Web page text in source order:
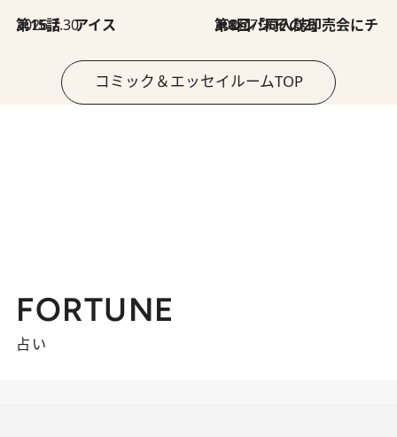
2026.7.30
第15話 アイス 2026.7.30
第8回「同人誌即売会にチャレンジ その2」
コミック＆エッセイルームTOP
FORTUNE
占い